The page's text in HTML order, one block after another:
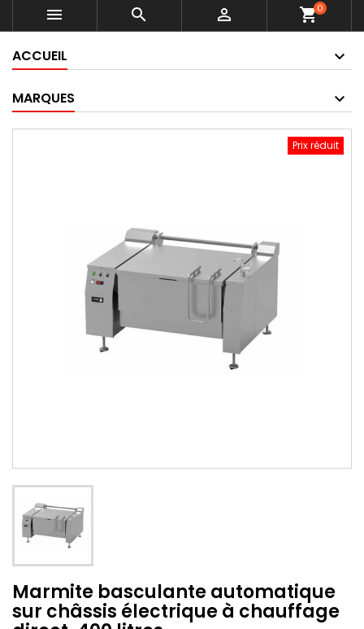
   shopping_cart0
ACCUEIL
MARQUES
Prix réduit
Marmite basculante automatique
sur châssis électrique à chauffage